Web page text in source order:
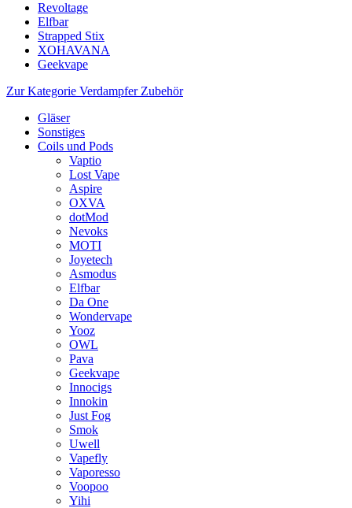
Revoltage
Elfbar
Strapped Stix
XOHAVANA
Geekvape
Zur Kategorie Verdampfer Zubehör
Gläser
Sonstiges
Coils und Pods
Vaptio
Lost Vape
Aspire
OXVA
dotMod
Nevoks
MOTI
Joyetech
Asmodus
Elfbar
Da One
Wondervape
Yooz
OWL
Pava
Geekvape
Innocigs
Innokin
Just Fog
Smok
Uwell
Vapefly
Vaporesso
Voopoo
Yihi